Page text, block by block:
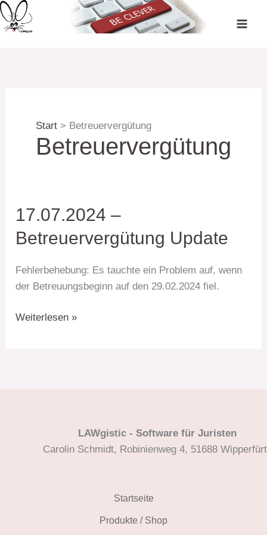
Zum
Inhalt
Start Betreuervergütung
Betreuervergütung
17.07.2024 –
Betreuervergütung Update
Fehlerbehebung: Es tauchte ein Problem auf, wenn
der Betreuungsbeginn auf den 29.02.2024 fiel.
17.07.2024
Weiterlesen »
LAWgistic - Software für Juristen
Carolin Schmidt, Robinienweg 4, 51688
Startseite
Produkte / Shop